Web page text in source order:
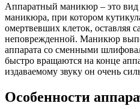
Аппаратный маникюр – это вид
маникюра, при котором
омертвевших клеток, оставляя
неповрежденной. Маникюр
аппарата со сменными
быстро вращаются на конце
издаваемому звуку он очень
Особенности